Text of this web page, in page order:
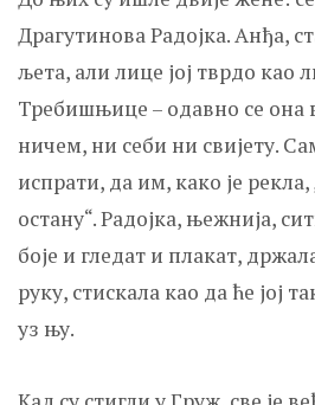
Драгутинова Радојка. Анђа,
љета, али лице јој тврдо као
Требишњице – одавно се она
ничем, ни себи ни свијету.
испрати, да им, како је
остану“. Радојка, њежнија,
боје и гледат и плакат,
руку, стискала као да ће јој
уз њу.